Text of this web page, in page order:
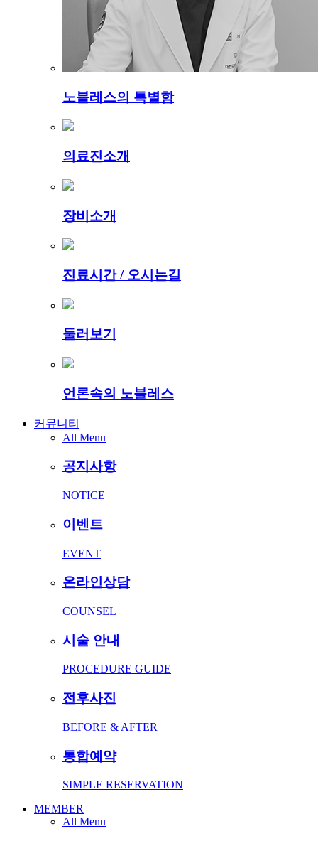
노블레스의 특별함
의료진소개
장비소개
진료시간 / 오시는길
둘러보기
언론속의 노블레스
커뮤니티
All Menu
공지사항
NOTICE
이벤트
EVENT
온라인상담
COUNSEL
시술 안내
PROCEDURE GUIDE
전후사진
BEFORE & AFTER
통합예약
SIMPLE RESERVATION
MEMBER
All Menu